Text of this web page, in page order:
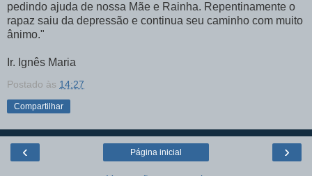
pedindo ajuda de nossa Mãe e Rainha. Repentinamente o
rapaz saiu da depressão e continua seu caminho com muito
ânimo."
Ir. Ignês Maria
Postado às 14:27
Compartilhar
‹ ›
Página inicial